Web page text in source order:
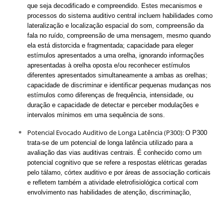
que seja decodificado e compreendido. Estes mecanismos e
processos do sistema auditivo central incluem habilidades como
lateralização e localização espacial do som, compreensão da
fala no ruído, compreensão de uma mensagem, mesmo quando
ela está distorcida e fragmentada; capacidade para eleger
estímulos apresentados a uma orelha, ignorando informações
apresentadas à orelha oposta e/ou reconhecer estímulos
diferentes apresentados simultaneamente a ambas as orelhas;
capacidade de discriminar e identificar pequenas mudanças nos
estímulos como diferenças de frequência, intensidade, ou
duração e capacidade de detectar e perceber modulações e
intervalos mínimos em uma sequência de sons.
Potencial Evocado Auditivo de Longa Latência (P300): O P300
trata-se de um potencial de longa latência utilizado para a
avaliação das vias auditivas centrais. É conhecido como um
potencial cognitivo que se refere a respostas elétricas geradas
pelo tálamo, córtex auditivo e por áreas de associação corticais
e refletem também a atividade eletrofisiológica cortical com
envolvimento nas habilidades de atenção, discriminação,